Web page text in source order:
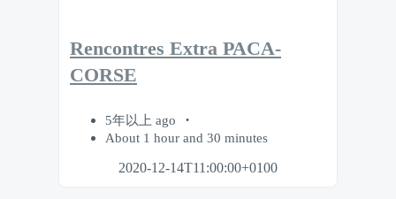
Rencontres Extra PACA-
CORSE
5年以上 ago
About 1 hour and 30 minutes
2020-12-14T11:00:00+0100